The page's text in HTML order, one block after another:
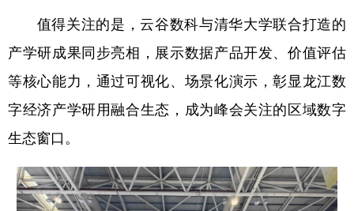
多语种频道
English Español Français عربى
Русский язык 日本語 한국어
Deutsch
值得关注的是，云谷数科与清华大学联合打造的
产学研成果同步亮相，展示数据产品开发、价值评估
等核心能力，通过可视化、场景化演示，彰显龙江数
字经济产学研用融合生态，成为峰会关注的区域数字
生态窗口。